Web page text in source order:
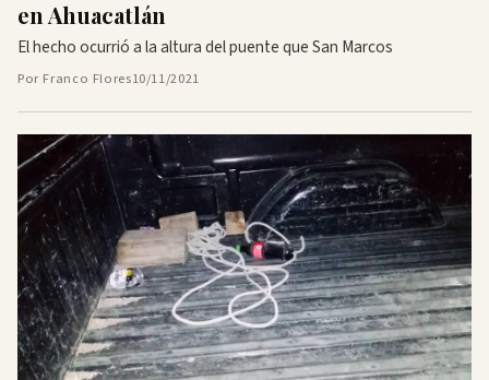
en Ahuacatlán
El hecho ocurrió a la altura del puente que San Marcos
Por Franco Flores10/11/2021